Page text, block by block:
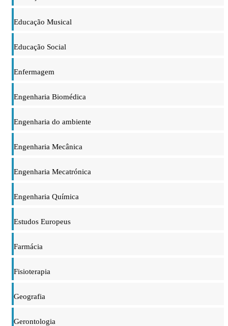
Educação Musical
Educação Social
Enfermagem
Engenharia Biomédica
Engenharia do ambiente
Engenharia Mecânica
Engenharia Mecatrónica
Engenharia Química
Estudos Europeus
Farmácia
Fisioterapia
Geografia
Gerontologia